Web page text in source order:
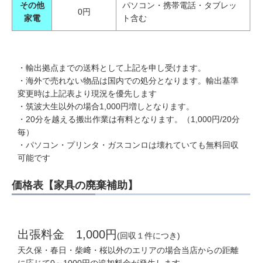
その他
家電
0円
パソコン・携帯電話・タブレッ
ト含む
・輸出拠点までの送料として上記を申し受けます。
・海外で売れない物品は国内での処分となります。輸出基準
変更時は上記表より現況を優先します
・筑波大生以外の場合1,000円増しとなります。
・20分を越える搬出作業は有料となります。（1,000円/20分
毎）
・パソコン・プリンタ・ガスコンロは壊れていても無料回収
可能です
価格表【家具の廃棄補助】
出張料金 1,000円 (回収１件につき)
天久保・春日・柴﨑・桜以外のエリアの場合当店からの距離